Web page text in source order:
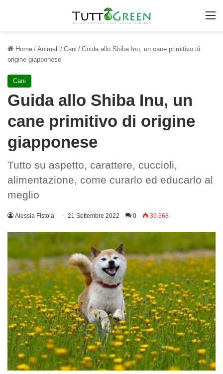
Home / Animali / Cani / Guida allo Shiba Inu, un cane primitivo di
origine giapponese
Cani
Guida allo Shiba Inu, un
cane primitivo di origine
giapponese
Tutto su aspetto, carattere, cuccioli,
alimentazione, come curarlo ed educarlo al
meglio
Alessia Fistola 21 Settembre 2022 0 39.668